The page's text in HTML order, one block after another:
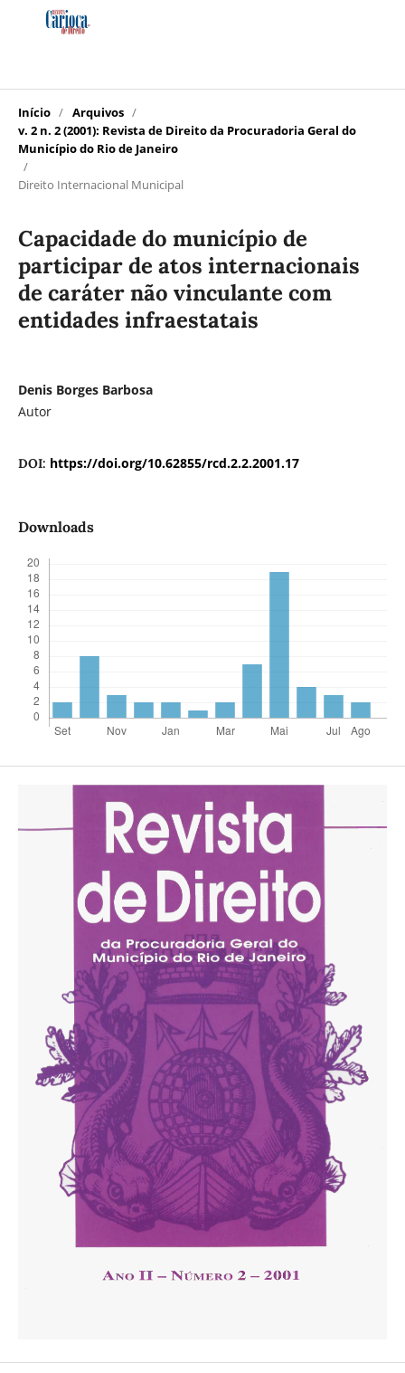
Início / Arquivos /
v. 2 n. 2 (2001): Revista de Direito da Procuradoria Geral do
Município do Rio de Janeiro
/
Direito Internacional Municipal
Capacidade do município de
participar de atos internacionais
de caráter não vinculante com
entidades infraestatais
Denis Borges Barbosa
Autor
DOI: https://doi.org/10.62855/rcd.2.2.2001.17
Downloads